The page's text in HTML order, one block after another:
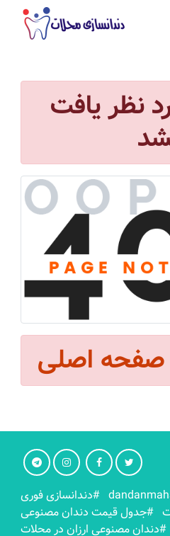
نظر یافت
صفحه اصلی
#دندانسازی فوری
#جدول قیمت دندان مصنوعی
#دندان مصنوعی ارزان در محلات